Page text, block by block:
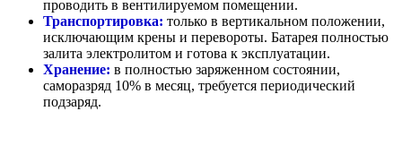
проводить в вентилируемом помещении.
Транспортировка: только в вертикальном положении,
исключающим крены и перевороты. Батарея полностью
залита электролитом и готова к эксплуатации.
Хранение: в полностью заряженном состоянии,
саморазряд 10% в месяц, требуется периодический
подзаряд.